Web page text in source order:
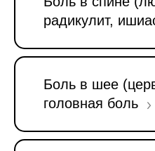
радикулит,
Боль в шее
головная боль